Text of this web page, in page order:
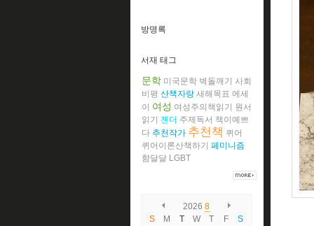
방명록
서재 태그
문학 미국문학 벽돌깨기
사회
비평 산책자랑 새해목표 에세
이
여성 여성주의책읽기
원서
읽기
젠더 주제독서 책이예쁘
다 추천작가 추천책 퀴어
퀴어이론산책하기 페미니즘
함달달 LGBT
2026 8
S
M T W T F
S